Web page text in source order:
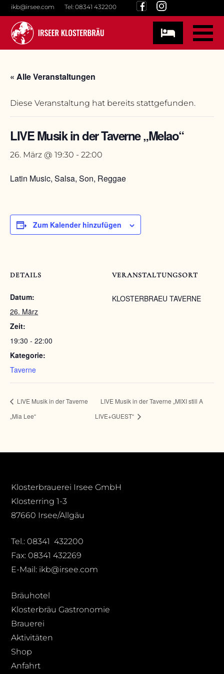
Skip
content
ikb@irsee.com Tel: 08341 432200
« Alle Veranstaltungen
Diese Veranstaltung hat bereits stattgefunden.
LIVE Musik in der Taverne „Melao“
26. März @ 19:30 - 22:00
Latin Music, Salsa, Son, Reggae
Zum Kalender hinzufügen
DETAILS
Datum:
26. März
Zeit:
19:30 - 22:00
Kategorie:
Taverne
VERANSTALTUNGSORT
KLOSTERBRAEU TAVERNE
LIVE Musik in der Taverne
„Mia Lee“
LIVE Musik in der Taverne „MIXI still A
LIVE+GUEST“
Klosterbrauerei Irsee GmbH
Klosterring 1-3
87660 Irsee/Allgäu
Tel.: 08341 432200
Fax: 08341 432269
E-Mail: ikb@irsee.com
Bräuhotel
Klosterbräu Gastronomie
Brauerei
Aktivitäten
Shop
Anfahrt